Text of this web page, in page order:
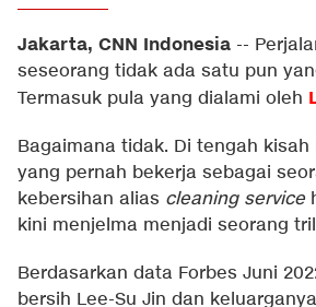
Jakarta, CNN Indonesia --
seseorang tidak ada satu pun
Termasuk pula yang dialami oleh
Bagaimana tidak. Di tengah kisah
yang pernah bekerja sebagai
kebersihan alias cleaning service
kini menjelma menjadi seorang
Berdasarkan data Forbes Juni
bersih Lee-Su Jin dan